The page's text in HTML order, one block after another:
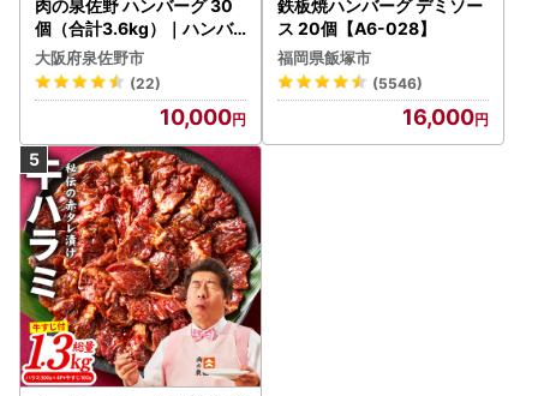
肉の泉佐野 ハンバーグ 30
個（合計3.6kg）｜ハンバ
ーグ 訳あり 黒毛和牛×なに
わポーク
大阪府泉佐野市
(22)
10,000
鉄板焼ハンバーグ デミソー
ス 20個【A6-028】
福岡県飯塚市
(5546)
16,000